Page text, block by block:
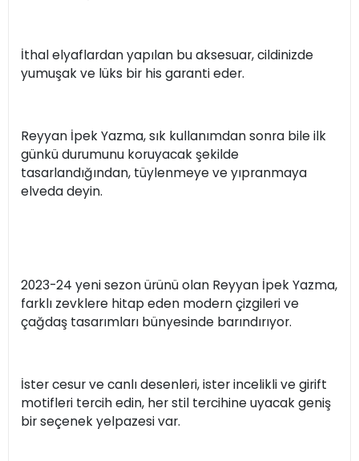
İthal elyaflardan yapılan bu aksesuar, cildinizde
yumuşak ve lüks bir his garanti eder.
Reyyan İpek Yazma, sık kullanımdan sonra bile ilk
günkü durumunu koruyacak şekilde
tasarlandığından, tüylenmeye ve yıpranmaya
elveda deyin.
2023-24 yeni sezon ürünü olan Reyyan İpek Yazma,
farklı zevklere hitap eden modern çizgileri ve
çağdaş tasarımları bünyesinde barındırıyor.
İster cesur ve canlı desenleri, ister incelikli ve girift
motifleri tercih edin, her stil tercihine uyacak geniş
bir seçenek yelpazesi var.